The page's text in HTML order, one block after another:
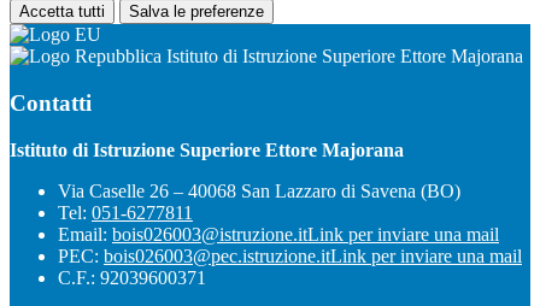
Accetta tutti Salva le preferenze
Istituto di Istruzione Superiore Ettore Majorana
Contatti
Istituto di Istruzione Superiore Ettore Majorana
Via Caselle 26 – 40068 San Lazzaro di Savena (BO)
Tel: 051-6277811
Email: bois026003@istruzione.itLink per inviare una mail
PEC: bois026003@pec.istruzione.itLink per inviare una mail
C.F.: 92039600371